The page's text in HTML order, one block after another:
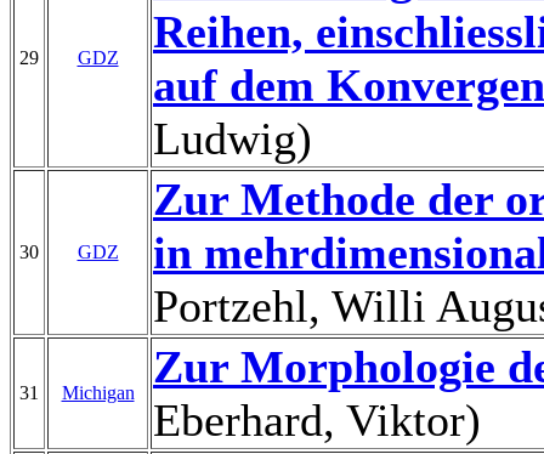
29 GDZ
Reihen,
auf dem
Ludwig)
30 GDZ
Zur Methode der
in
Portzehl, Willi
31 Michigan
Zur Morphologie
Eberhard, Viktor)